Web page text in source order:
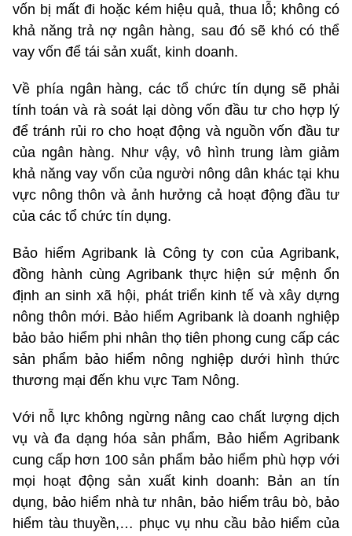
vốn bị mất đi hoặc kém hiệu quả, thua lỗ; không có
khả năng trả nợ ngân hàng, sau đó sẽ khó có thể
vay vốn để tái sản xuất, kinh doanh.
Về phía ngân hàng, các tổ chức tín dụng sẽ phải
tính toán và rà soát lại dòng vốn đầu tư cho hợp lý
để tránh rủi ro cho hoạt động và nguồn vốn đầu tư
của ngân hàng. Như vậy, vô hình trung làm giảm
khả năng vay vốn của người nông dân khác tại khu
vực nông thôn và ảnh hưởng cả hoạt động đầu tư
của các tổ chức tín dụng.
Bảo hiểm Agribank là Công ty con của Agribank,
đồng hành cùng Agribank thực hiện sứ mệnh ổn
định an sinh xã hội, phát triển kinh tế và xây dựng
nông thôn mới. Bảo hiểm Agribank là doanh nghiệp
bảo bảo hiểm phi nhân thọ tiên phong cung cấp các
sản phẩm bảo hiểm nông nghiệp dưới hình thức
thương mại đến khu vực Tam Nông.
Với nỗ lực không ngừng nâng cao chất lượng dịch
vụ và đa dạng hóa sản phẩm, Bảo hiểm Agribank
cung cấp hơn 100 sản phẩm bảo hiểm phù hợp với
mọi hoạt động sản xuất kinh doanh: Bản an tín
dụng, bảo hiểm nhà tư nhân, bảo hiểm trâu bò, bảo
hiểm tàu thuyền,… phục vụ nhu cầu bảo hiểm của